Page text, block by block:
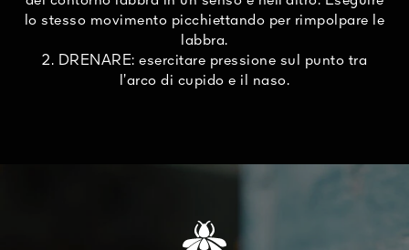
lo stesso movimento picchiettando per rimpolpare le
labbra.
2. DRENARE: esercitare pressione sul punto tra
l’arco di cupido e il naso.